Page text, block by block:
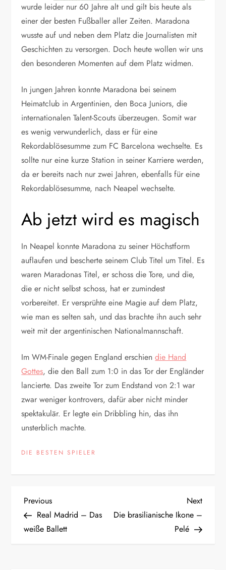
wurde leider nur 60 Jahre alt und gilt bis heute als
einer der besten Fußballer aller Zeiten. Maradona
wusste auf und neben dem Platz die Journalisten mit
Geschichten zu versorgen. Doch heute wollen wir uns
den besonderen Momenten auf dem Platz widmen.
In jungen Jahren konnte Maradona bei seinem
Heimatclub in Argentinien, den Boca Juniors, die
internationalen Talent-Scouts überzeugen. Somit war
es wenig verwunderlich, dass er für eine
Rekordablösesumme zum FC Barcelona wechselte. Es
sollte nur eine kurze Station in seiner Karriere werden,
da er bereits nach nur zwei Jahren, ebenfalls für eine
Rekordablösesumme, nach Neapel wechselte.
Ab jetzt wird es magisch
In Neapel konnte Maradona zu seiner Höchstform
auflaufen und bescherte seinem Club Titel um Titel. Es
waren Maradonas Titel, er schoss die Tore, und die,
die er nicht selbst schoss, hat er zumindest
vorbereitet. Er versprühte eine Magie auf dem Platz,
wie man es selten sah, und das brachte ihn auch sehr
weit mit der argentinischen Nationalmannschaft.
Im WM-Finale gegen England erschiendie Hand
Gottes, die den Ball zum 1:0 in das Tor der Engländer
lancierte. Das zweite Tor zum Endstand von 2:1 war
zwar weniger kontrovers, dafür aber nicht minder
spektakulär. Er legte ein Dribbling hin, das ihn
unsterblich machte.
DIE BESTEN SPIELER
B
e
Previous
Post
Previous
Real Madrid – Das
weiße Ballett
Next
Post
Next
Die brasilianische Ikone –
Pelé